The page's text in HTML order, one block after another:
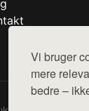
Vi bruger
mere
bedre –